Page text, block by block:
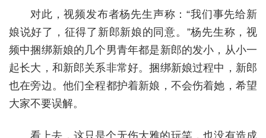
对此，视频发布者杨先生声称：“我们事先给新
娘说好了，征得了新郎新娘的同意。”杨先生称，视
频中捆绑新娘的几个男青年都是新郎的发小，从小一
起长大，和新郎关系非常好。捆绑新娘过程中，新郎
也在旁边。他们全程都护着新娘，不会伤着她，希望
大家不要误解。
看上去，这只是个无伤大雅的玩笑，也没有造成